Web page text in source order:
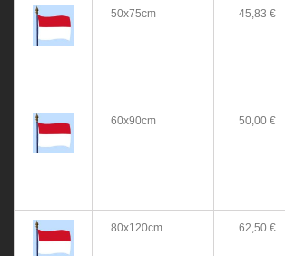
50x75cm 45,83 €
60x90cm 50,00 €
80x120cm 62,50 €